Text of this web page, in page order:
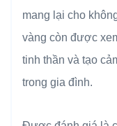
mang lại cho
vàng còn được
tinh thần và tạo
trong gia đình.